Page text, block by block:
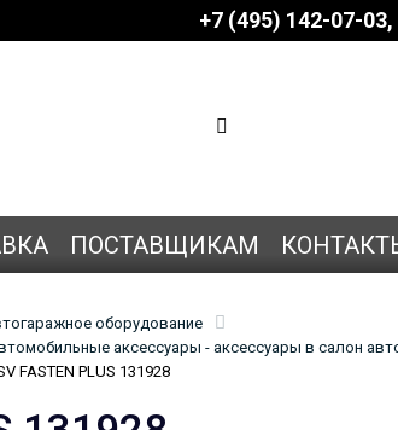
+7 (495) 142-07-03
ПОСТАВЩИКАМ
оборудование
аксессуары - аксессуары в салон
FASTEN PLUS 131928